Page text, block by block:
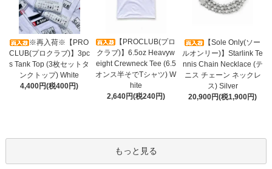
※再入荷※【PRO
CLUB(プロクラブ)】3pc
s Tank Top (3枚セットタ
ンクトップ) White
4,400円(税400円)
【PROCLUB(プロ
クラブ)】6.5oz Heavyw
eight Crewneck Tee (6.5
オンス半そでTシャツ) W
hite
2,640円(税240円)
【Sole Only(ソー
ルオンリー)】Starlink Te
nnis Chain Necklace (テ
ニス チェーン ネックレ
ス) Silver
20,900円(税1,900円)
もっと見る